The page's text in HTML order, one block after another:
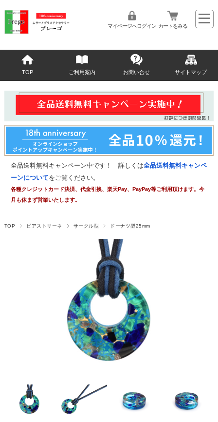
マイページへログイン カートをみる
TOP ご利用案内 お問い合せ サイトマップ
全品送料無料キャンペーン中です！ 詳しくは全品送料無料キャンペ
ーンについてをご覧ください。
各種クレジットカード決済、代金引換、楽天Pay、PayPay等ご利用頂けます。今
月も休まず営業いたします。
TOP ピアストリーネ サークル型 ドーナツ型25mm